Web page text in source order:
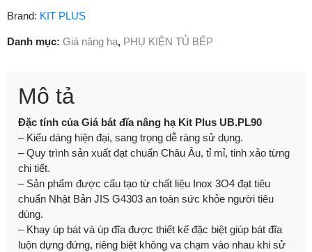
Brand: KIT PLUS
Danh mục: Giá nâng hạ, PHỤ KIỆN TỦ BẾP
Mô tả
Đặc tính của Giá bát đĩa nâng hạ Kit Plus UB.PL90
– Kiểu dáng hiện đại, sang trọng dễ ràng sử dụng.
– Quy trình sản xuất đạt chuẩn Châu Âu, tỉ mỉ, tinh xảo từng
chi tiết.
– Sản phẩm được cấu tạo từ chất liệu Inox 3O4 đạt tiêu
chuẩn Nhật Bản JIS G4303 an toàn sức khỏe người tiêu
dùng.
– Khay úp bát và úp đĩa được thiết kế đặc biệt giúp bát đĩa
luộn dựng đứng, riêng biệt không va chạm vào nhau khi sử